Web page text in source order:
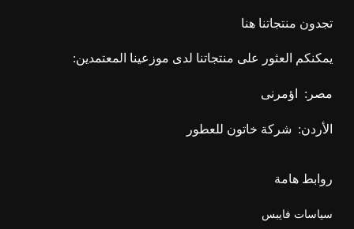
تجدون منتجاتنا هنا
يمكنكم العثور على منتجاتنا لدى موزعينا المعتمدين:
مصر: اؤمرنى
الأردن: شركة خاتون للعطور
روابط هامة
سياسات فايبس